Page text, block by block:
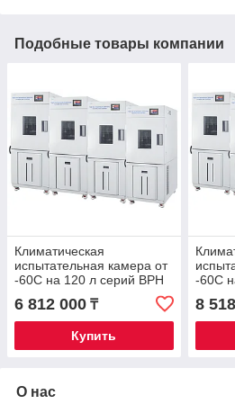
Подобные товары компании
Климатическая
испытательная камера от
-60C на 120 л серий BPH
6 812 000 ₸
Купить
-60C
8
О нас